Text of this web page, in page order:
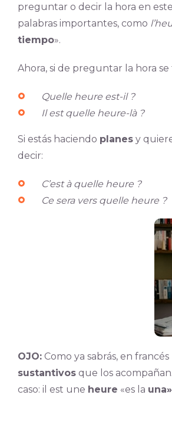
preguntar o decir la hora en
palabras importantes, como
tiempo».
Ahora, si de preguntar la hora
Quelle heure est-il ?
Il est quelle heure-là ?
Si estás haciendo planesy
decir:
C’est à quelle heure ?
Ce sera vers quelle heure ?
OJO:Como ya sabrás, en
sustantivosque los
caso: il est une heure «es la